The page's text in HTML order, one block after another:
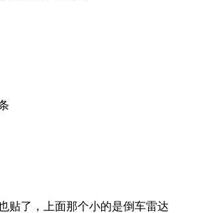
贴了，上面那个小的是倒车雷达